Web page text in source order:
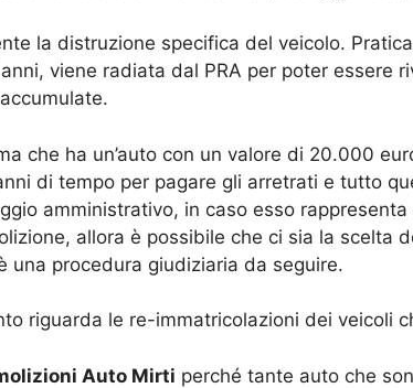
la distruzione specifica del veicolo.
viene radiata dal PRA per poter essere
che ha un’auto con un valore di 20.000
di tempo per pagare gli arretrati e tutto
amministrativo, in caso esso
allora è possibile che ci sia la scelta
una procedura giudiziaria da seguire.
riguarda le re-immatricolazioni dei veicoli
Auto Mirti perché tante auto che